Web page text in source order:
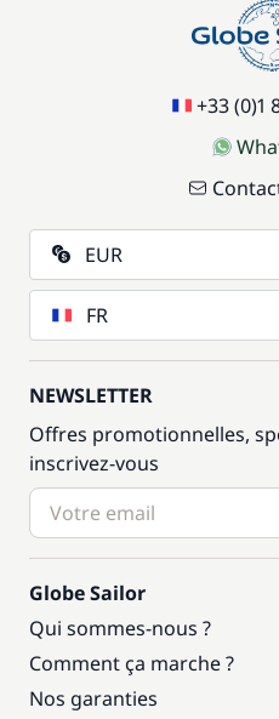
+33 (0)1
EUR
FR
NEWSLETTER
Offres promotionnelles,
inscrivez-vous
Globe Sailor
Qui sommes-nous ?
Comment ça marche ?
Nos garanties